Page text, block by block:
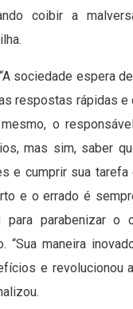
coibir a
sociedade espera
respostas rápidas e
o
mas sim, saber
e cumprir sua
e o errado é
para parabenizar o
“Sua maneira
e revolucionou